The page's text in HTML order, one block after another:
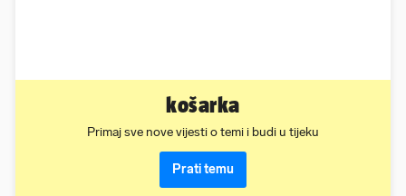
košarka
Primaj sve nove vijesti o temi i budi u tijeku
Prati temu